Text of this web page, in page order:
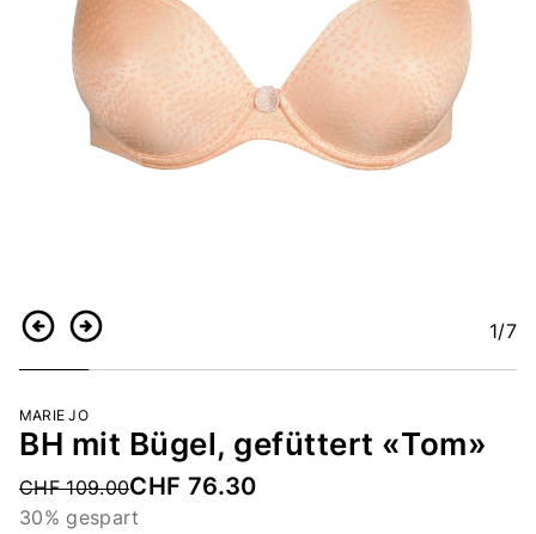
ZurückWeiter 1/7
MARIE JO
BH mit Bügel, gefüttert «Tom»
Price reduced from
CHF 109.00CHF 76.30
30% gespart